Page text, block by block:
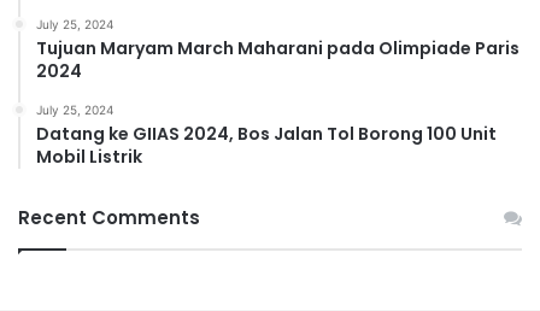
July 25, 2024
Tujuan Maryam March Maharani pada Olimpiade Paris
2024
July 25, 2024
Datang ke GIIAS 2024, Bos Jalan Tol Borong 100 Unit
Mobil Listrik
Recent Comments